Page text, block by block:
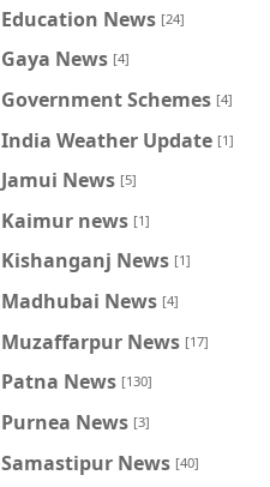
Education News [24]
Gaya News [4]
Government Schemes [4]
India Weather Update [1]
Jamui News [5]
Kaimur news [1]
Kishanganj News [1]
Madhubai News [4]
Muzaffarpur News [17]
Patna News [130]
Purnea News [3]
Samastipur News [40]